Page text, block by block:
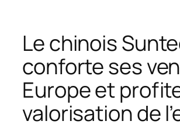
Le chinois
conforte ses
Europe et
valorisation de